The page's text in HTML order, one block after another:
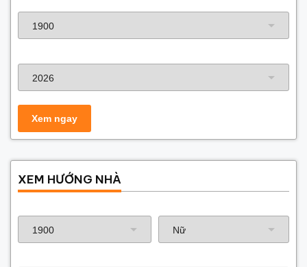
XEM HƯỚNG NHÀ